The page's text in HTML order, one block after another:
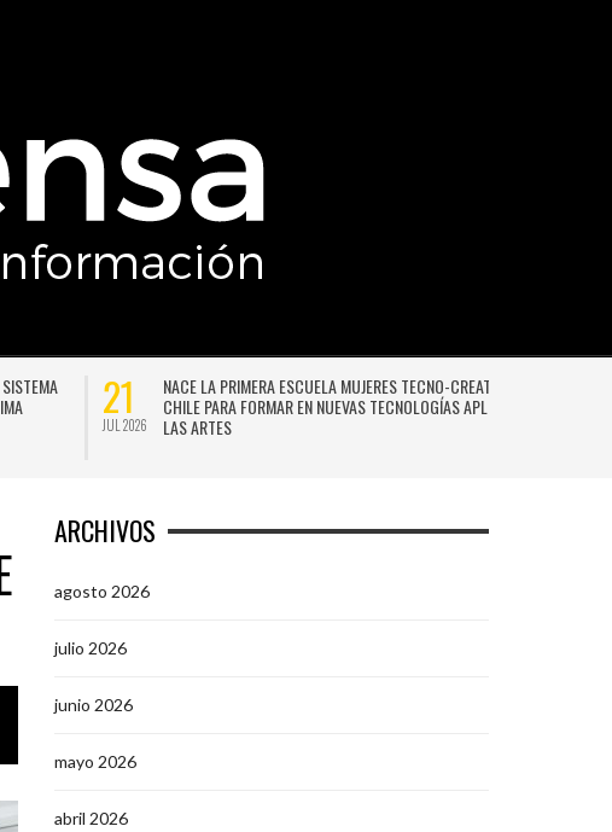
21
JUL 2026
NACE LA PRIMERA ESCUELA MUJERES TECNO-CREATIVAS DE
CHILE PARA FORMAR EN NUEVAS TECNOLOGÍAS APLICADAS A
LAS ARTES
ARCHIVOS
agosto 2026
julio 2026
junio 2026
mayo 2026
abril 2026